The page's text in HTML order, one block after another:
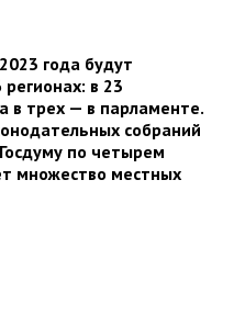
года будут
в 23
в трех — в парламенте.
собраний
по четырем
множество местных